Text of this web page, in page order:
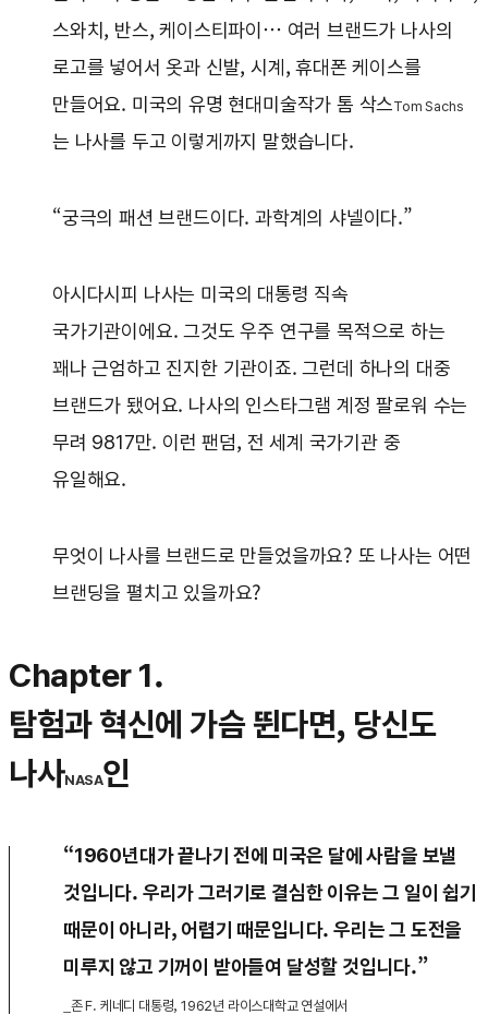
스와치, 반스, 케이스티파이… 여러 브랜드가 나사의
로고를 넣어서 옷과 신발, 시계, 휴대폰 케이스를
만들어요. 미국의 유명 현대미술작가 톰 삭스Tom Sachs
는 나사를 두고 이렇게까지 말했습니다.
“궁극의 패션 브랜드이다. 과학계의 샤넬이다.”
아시다시피 나사는 미국의 대통령 직속
국가기관이에요. 그것도 우주 연구를 목적으로 하는
꽤나 근엄하고 진지한 기관이죠. 그런데 하나의 대중
브랜드가 됐어요. 나사의 인스타그램 계정 팔로워 수는
무려 9817만. 이런 팬덤, 전 세계 국가기관 중
유일해요.
무엇이 나사를 브랜드로 만들었을까요? 또 나사는 어떤
브랜딩을 펼치고 있을까요?
Chapter 1.
탐험과 혁신에 가슴 뛴다면, 당신도
나사NASA인
“1960년대가 끝나기 전에 미국은 달에 사람을 보낼
것입니다. 우리가 그러기로 결심한 이유는 그 일이 쉽기
때문이 아니라, 어렵기 때문입니다. 우리는 그 도전을
미루지 않고 기꺼이 받아들여 달성할 것입니다.”
_존 F. 케네디 대통령, 1962년 라이스대학교 연설에서